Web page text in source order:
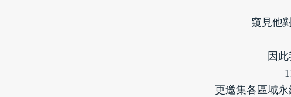
窺見他
因
更邀集各區域